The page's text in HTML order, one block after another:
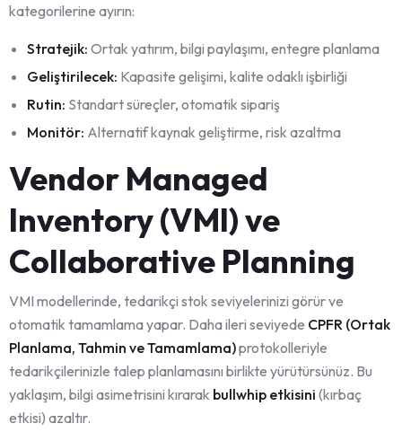
kategorilerine ayırın:
Stratejik: Ortak yatırım, bilgi paylaşımı, entegre planlama
Geliştirilecek: Kapasite gelişimi, kalite odaklı işbirliği
Rutin: Standart süreçler, otomatik sipariş
Monitör: Alternatif kaynak geliştirme, risk azaltma
Vendor Managed
Inventory (VMI) ve
Collaborative Planning
VMI modellerinde, tedarikçi stok seviyelerinizi görür ve
otomatik tamamlama yapar. Daha ileri seviyede CPFR (Ortak
Planlama, Tahmin ve Tamamlama)protokolleriyle
tedarikçilerinizle talep planlamasını birlikte yürütürsünüz. Bu
yaklaşım, bilgi asimetrisini kırarak bullwhip etkisini (kırbaç
etkisi) azaltır.